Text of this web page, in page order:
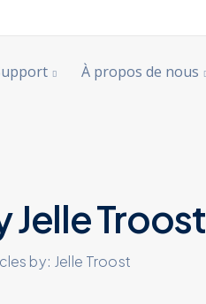
À propos de nous
Jelle Troost
by: Jelle Troost